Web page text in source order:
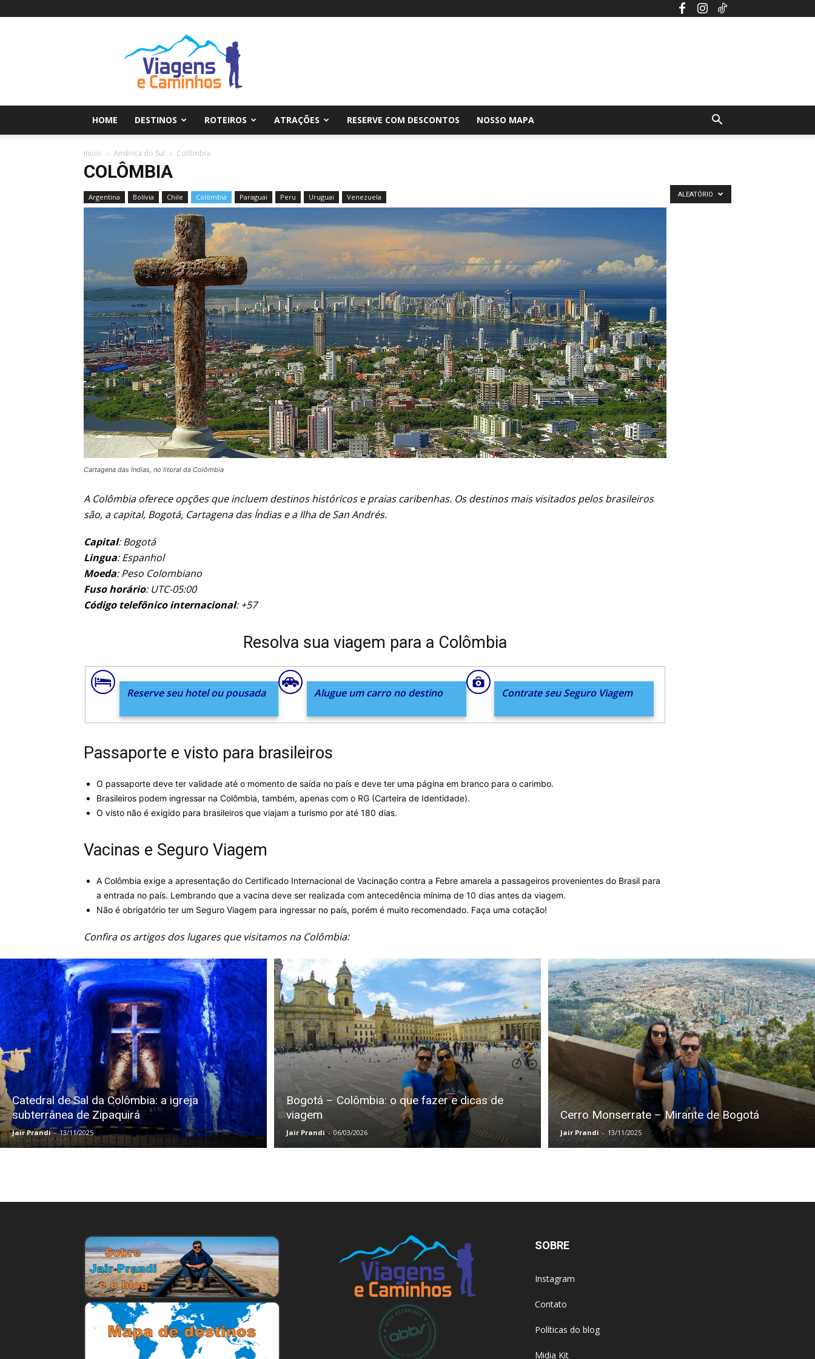
Viagens
e
Caminhos
HOME DESTINOS ROTEIROS ATRAÇÕES RESERVE COM DESCONTOS NOSSO MAPA
Início América do Sul Colômbia
COLÔMBIA
Argentina Bolívia Chile Colômbia Paraguai Peru Uruguai Venezuela
Cartagena das Índias, no litoral da Colômbia
A Colômbia oferece opções que incluem destinos históricos e praias caribenhas. Os destinos mais visitados pelos brasileiros
são, a capital, Bogotá, Cartagena das Índias e a Ilha de San Andrés.
Capital: Bogotá
Lingua: Espanhol
Moeda: Peso Colombiano
Fuso horário: UTC-05:00
Código telefônico internacional: +57
Resolva sua viagem para a Colômbia
Reserve seu hotel ou pousada Alugue um carro no destino Contrate seu Seguro Viagem
Passaporte e visto para brasileiros
O passaporte deve ter validade até o momento de saída no país e deve ter uma página em branco para o carimbo.
Brasileiros podem ingressar na Colômbia, também, apenas com o RG (Carteira de Identidade).
O visto não é exigido para brasileiros que viajam a turismo por até 180 dias.
Vacinas e Seguro Viagem
A Colômbia exige a apresentação do Certificado Internacional de Vacinação contra a Febre amarela a passageiros provenientes do Brasil para
a entrada no país. Lembrando que a vacina deve ser realizada com antecedência mínima de 10 dias antes da viagem.
Não é obrigatório ter um Seguro Viagem para ingressar no país, porém é muito recomendado. Faça uma cotação!
Confira os artigos dos lugares que visitamos na Colômbia:
ALEATÓRIO
Catedral de Sal da Colômbia: a igreja
subterrânea de Zipaquirá
Jair Prandi - 13/11/2025
Bogotá – Colômbia: o que fazer e dicas de
viagem
Jair Prandi - 06/03/2026
Cerro Monserrate – Mirante de Bogotá
Jair Prandi - 13/11/2025
SOBRE
Instagram
Contato
Políticas do blog
Midia Kit